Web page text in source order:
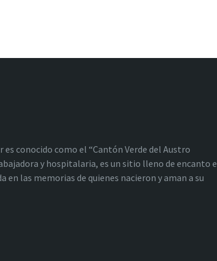
es conocido como el “Cantón Verde del Austro
y hospitalaria, es un sitio lleno de encanto e
en las memorias de quienes nacieron y aman a su